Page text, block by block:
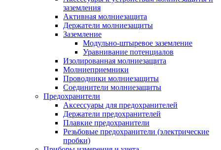
заземления
Активная молниезащита
Держатели молниезащиты
Заземление
Модульно-штыревое заземление
Уравнивание потенциалов
Изолированная молниезащита
Молниеприемники
Проводники молниезащиты
Соединители молниезащиты
Предохранители
Аксессуары для предохранителей
Держатели предохранителей
Плавкие предохранители
Резьбовые предохранители (электрические
пробки)